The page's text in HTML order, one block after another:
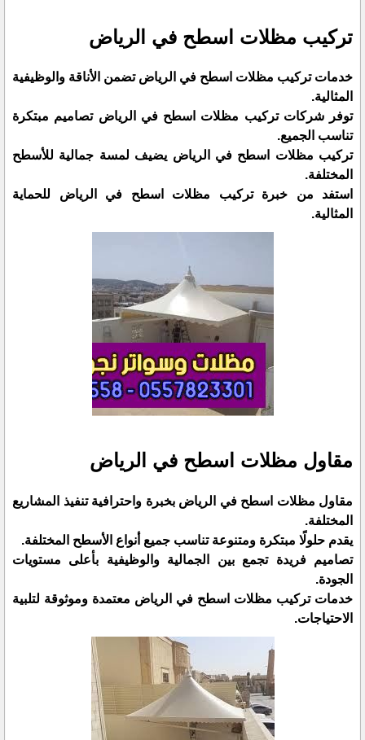
تركيب مظلات اسطح في الرياض
خدمات تركيب مظلات اسطح في الرياض تضمن الأناقة والوظيفية
المثالية.
توفر شركات تركيب مظلات اسطح في الرياض تصاميم مبتكرة
تناسب الجميع.
تركيب مظلات اسطح في الرياض يضيف لمسة جمالية للأسطح
المختلفة.
استفد من خبرة تركيب مظلات اسطح في الرياض للحماية
المثالية.
مقاول مظلات اسطح في الرياض
مقاول مظلات اسطح في الرياض بخبرة واحترافية تنفيذ المشاريع
المختلفة.
يقدم حلولًا مبتكرة ومتنوعة تناسب جميع أنواع الأسطح المختلفة.
تصاميم فريدة تجمع بين الجمالية والوظيفية بأعلى مستويات
الجودة.
خدمات تركيب مظلات اسطح في الرياض معتمدة وموثوقة لتلبية
الاحتياجات.